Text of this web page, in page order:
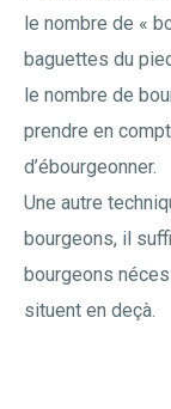
le nombre de «
baguettes du
le nombre de
prendre en
d’ébourgeonner.
Une autre
bourgeons, il
bourgeons
situent en deçà.